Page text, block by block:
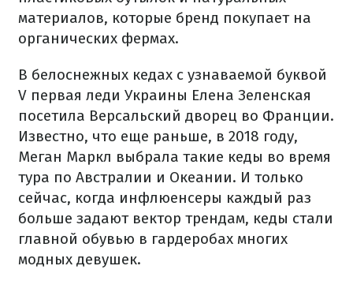
материалов, которые бренд покупает на
органических фермах.
В белоснежных кедах с узнаваемой буквой
V первая леди Украины Елена Зеленская
посетила Версальский дворец во Франции.
Известно, что еще раньше, в 2018 году,
Меган Маркл выбрала такие кеды во время
тура по Австралии и Океании. И только
сейчас, когда инфлюенсеры каждый раз
больше задают вектор трендам, кеды стали
главной обувью в гардеробах многих
модных девушек.